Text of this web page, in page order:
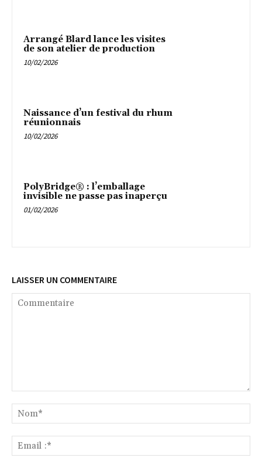
Arrangé Blard lance les visites
de son atelier de production
10/02/2026
Naissance d’un festival du rhum
réunionnais
10/02/2026
PolyBridge® : l’emballage
invisible ne passe pas inaperçu
01/02/2026
LAISSER UN COMMENTAIRE
:*